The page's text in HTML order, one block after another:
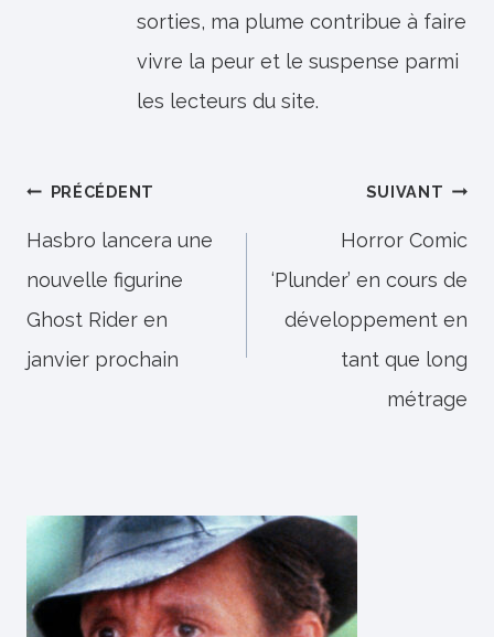
sorties, ma plume contribue à faire
vivre la peur et le suspense parmi
les lecteurs du site.
Navigation
de
l’article
PRÉCÉDENT
Hasbro lancera une
nouvelle figurine
Ghost Rider en
janvier prochain
SUIVANT
Horror Comic
‘Plunder’ en cours de
développement en
tant que long
métrage